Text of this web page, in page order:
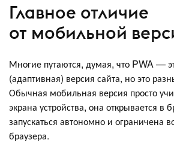
Главное отличие
от мобильной
Многие путаются, думая, что PWA —
(адаптивная) версия сайта, но это
Обычная мобильная версия просто
экрана устройства, она открывается в
запускаться автономно и ограничена
браузера.